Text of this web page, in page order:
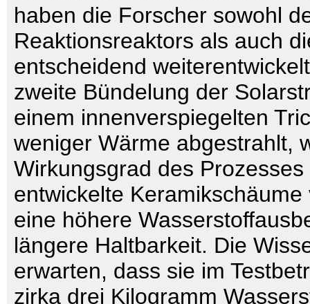
haben die Forscher sowohl
Reaktionsreaktors als auch
entscheidend
zweite Bündelung der
einem innenverspiegelten
weniger Wärme abgestrahlt,
Wirkungsgrad des
entwickelte
eine höhere
längere Haltbarkeit. Die
erwarten, dass sie im
zirka drei Kilogramm